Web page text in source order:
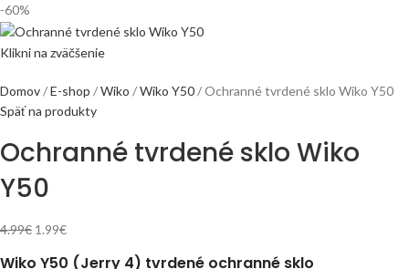
-60%
Klikni na zväčšenie
Domov E-shop Wiko Wiko Y50
Ochranné tvrdené sklo Wiko Y50
Späť na produkty
Ochranné tvrdené sklo Wiko
Y50
4.99€ 1.99€
Wiko Y50 (Jerry 4) tvrdené ochranné sklo